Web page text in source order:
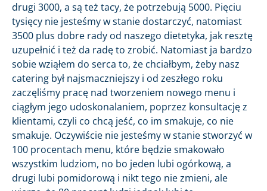
drugi 3000, a są też tacy, że potrzebują 5000. Pięciu
tysięcy nie jesteśmy w stanie dostarczyć, natomiast
3500 plus dobre rady od naszego dietetyka, jak resztę
uzupełnić i też da radę to zrobić. Natomiast ja bardzo
sobie wziąłem do serca to, że chciałbym, żeby nasz
catering był najsmaczniejszy i od zeszłego roku
zaczęliśmy pracę nad tworzeniem nowego menu i
ciągłym jego udoskonalaniem, poprzez konsultację z
klientami, czyli co chcą jeść, co im smakuje, co nie
smakuje. Oczywiście nie jesteśmy w stanie stworzyć w
100 procentach menu, które będzie smakowało
wszystkim ludziom, no bo jeden lubi ogórkową, a
drugi lubi pomidorową i nikt tego nie zmieni, ale